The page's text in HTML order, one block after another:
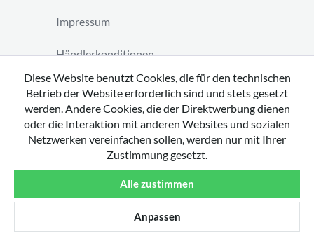
Impressum
Händlerkonditionen
Vertrag widerrufen
Diese Website benutzt Cookies, die für den technischen
Betrieb der Website erforderlich sind und stets gesetzt
werden. Andere Cookies, die der Direktwerbung dienen
oder die Interaktion mit anderen Websites und sozialen
Netzwerken vereinfachen sollen, werden nur mit Ihrer
Zustimmung gesetzt.